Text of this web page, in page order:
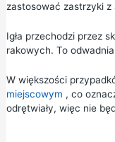
zastosować zastrzyki z
Igła przechodzi przez
rakowych. To
W większości
miejscowym , co
odrętwiały, więc nie